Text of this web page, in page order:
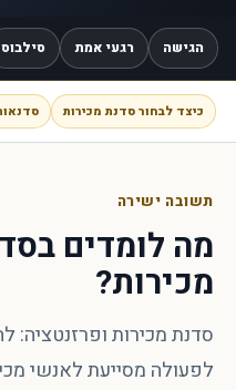
הגישה רגעי אמת סילבוס
כיצד לבחור סדנת מכירות
תשובה ישירה
מה לומדים
מכירות?
סדנת מכירות ופרזנטציה:
לפעולה מסייעת לאנשי